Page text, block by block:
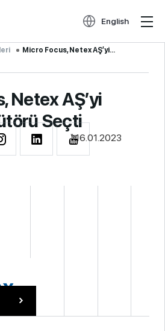
English
Micro Focus, Netex AŞ’yi...
Netex AŞ’yi
Seçti
16.01.2023